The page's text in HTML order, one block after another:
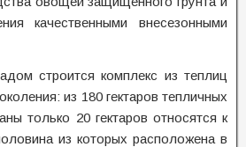
качественными внесезонными
строится комплекс из теплиц
из 180 гектаров тепличных
только 20 гектаров относятся к
из которых расположена в